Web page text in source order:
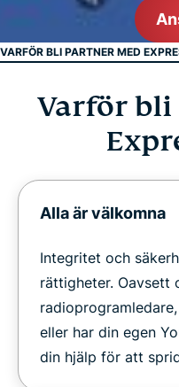
VARFÖR BLI PARTNER MED
Varför bli partner
Varför din publik vill
Redo att arbeta med
Varför
Alla är välkomna
Integritet och
rättigheter. Oavsett
eller har din egen
din hjälp för att